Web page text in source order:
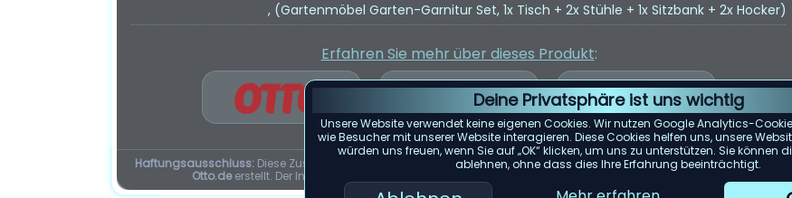
Deine Privatsphäre ist uns wichtig
Unsere Website verwendet keine eigenen Cookies. Wir nutzen Google Analytics-
wie Besucher mit unserer Website interagieren. Diese Cookies helfen uns, unsere
würden uns freuen, wenn Sie auf „OK“ klicken, um uns zu unterstützen. Sie können
ablehnen, ohne dass dies Ihre Erfahrung beeinträchtigt.
, (Gartenmöbel Garten-Garnitur Set, 1x Tisch + 2x Stühle + 1x Sitzbank + 2x Hocker)
Erfahren Sie mehr über dieses Produkt:
Haftungsausschluss:Diese Zusammenfassung der Kundenbewertungen wurde auf Grundlage von Bewertungen von
Otto.deerstellt. Der Inhalt dieser Seite spiegelt die zum 14.05.2025 verfügbaren Bewertungen wider.